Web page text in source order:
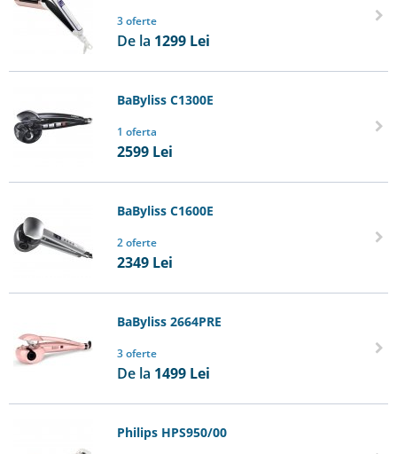
3 oferte
De la 1299 Lei
BaByliss C1300E
1 oferta
2599 Lei
BaByliss C1600E
2 oferte
2349 Lei
BaByliss 2664PRE
3 oferte
De la 1499 Lei
Philips HPS950/00